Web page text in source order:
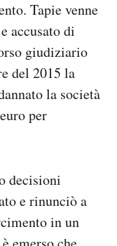
Tapie venne
accusato di
giudiziario
del 2015 la
la società
per
decisioni
e rinunciò a
in un